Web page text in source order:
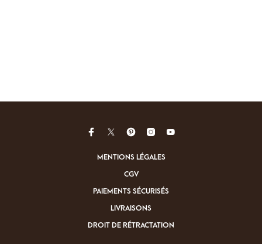
MENTIONS LÉGALES
CGV
PAIEMENTS SÉCURISÉS
LIVRAISONS
DROIT DE RÉTRACTATION